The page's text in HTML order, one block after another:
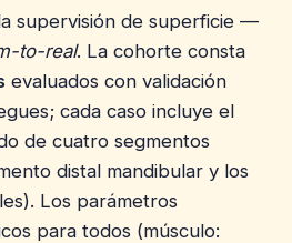
supervisión de superficie —
to-real. La cohorte consta
evaluados con validación
cada caso incluye el
de cuatro segmentos
distal mandibular y los
Los parámetros
para todos (músculo: